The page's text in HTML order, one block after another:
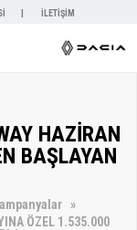
İLETİŞİM
HAZİRAN
BAŞLAYAN
ÖZEL 1.535.000